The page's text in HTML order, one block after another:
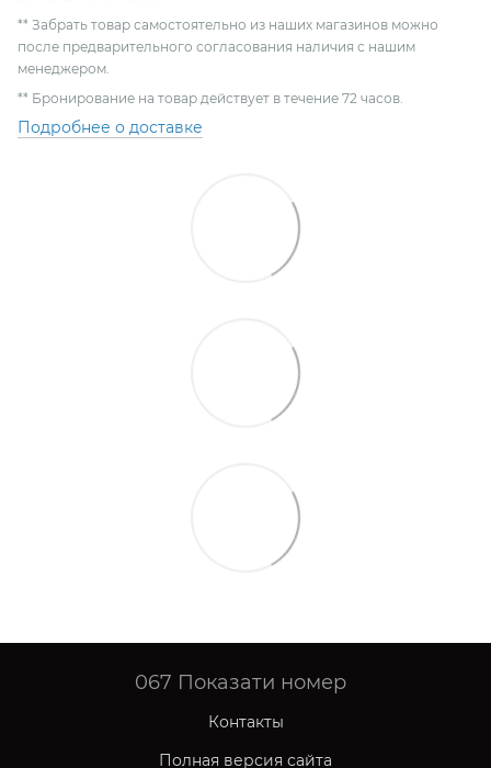
** Забрать товар самостоятельно из наших магазинов можно
после предварительного согласования наличия с нашим
менеджером.
** Бронирование на товар действует в течение 72 часов.
Подробнее о доставке
067 Показати номер
Контакты
Полная версия сайта